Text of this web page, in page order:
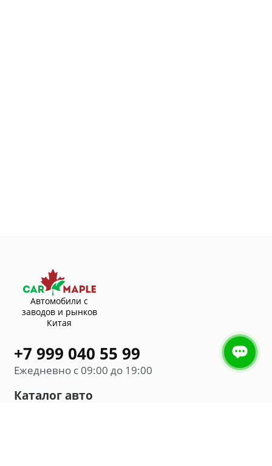
Автомобили с
заводов и рынков
Китая
+7 999 040 55 99
Ежедневно с 09:00 до 19:00
Каталог авто